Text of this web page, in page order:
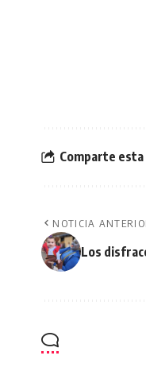
Comparte
NOTICIA
Los